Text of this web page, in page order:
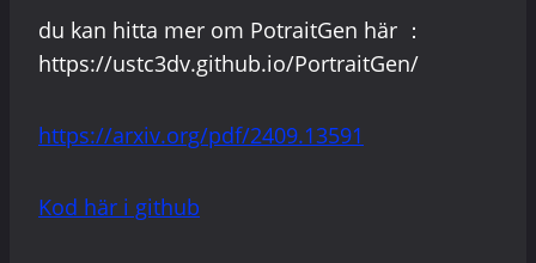
du kan hitta mer om PotraitGen här ：
https://ustc3dv.github.io/PortraitGen/
https://arxiv.org/pdf/2409.13591
Kod här i github